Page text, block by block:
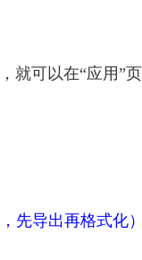
就可以在“应用”页
先导出再格式化）